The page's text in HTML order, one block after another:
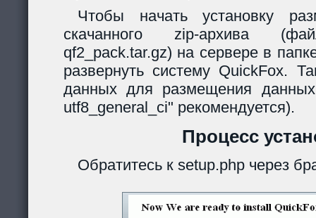
Чтобы начать установку
скачанного zip-архива
qf2_pack.tar.gz) на сервере в
развернуть систему QuickFox.
данных для размещения
utf8_general_ci" рекомендуется).
Процесс
Обратитесь к setup.php через